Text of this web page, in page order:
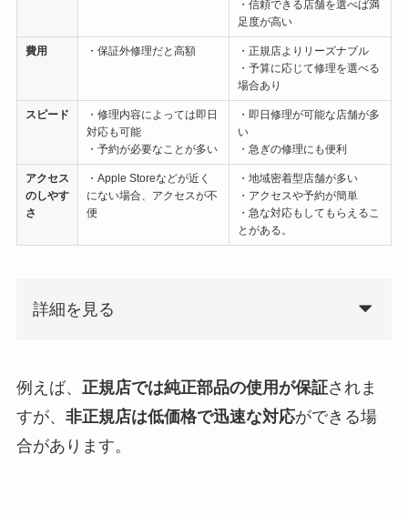
・信頼できる店舗を選べば満
足度が高い
費用 ・保証外修理だと高額
・正規店よりリーズナブル
・予算に応じて修理を選べる
場合あり
スピード
・修理内容によっては即日
対応も可能
・予約が必要なことが多い
・即日修理が可能な店舗が多
い
・急ぎの修理にも便利
アクセス
のしやす
さ
・Apple Storeなどが近く
にない場合、アクセスが不
便
・地域密着型店舗が多い
・アクセスや予約が簡単
・急な対応もしてもらえるこ
とがある。
詳細を見る
例えば、 正規店では純正部品の使用が保証されま
すが、 非正規店は低価格で迅速な対応ができる場
合があります。